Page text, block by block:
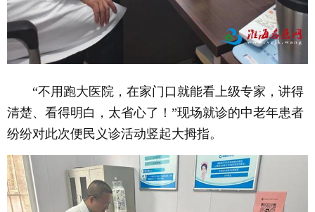
“不用跑大医院，在家门口就能看上级专家，讲得
清楚、看得明白，太省心了！”现场就诊的中老年患者
纷纷对此次便民义诊活动竖起大拇指。